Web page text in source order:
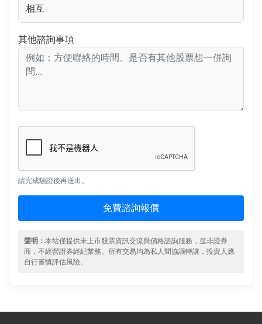
其他諮詢事項
請完成驗證後再送出。
免費諮詢報價
聲明： 本站僅提供未上市股票資訊交流與價格諮詢服務，並非證券
商，不經營證券經紀業務。所有交易均為私人間協議轉讓，投資人應
自行審慎評估風險。